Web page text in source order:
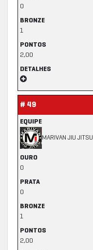
0
BRONZE
1
PONTOS
2,00
DETALHES
# 49
EQUIPE
MARIVAN JIU JITSU
OURO
0
PRATA
0
BRONZE
1
PONTOS
2,00